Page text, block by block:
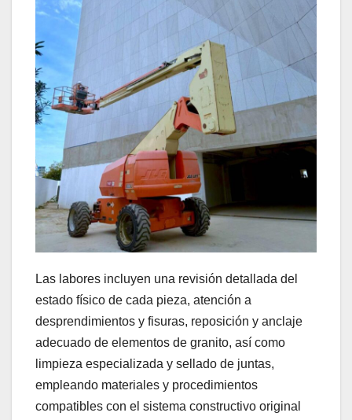
Las labores incluyen una revisión detallada del
estado físico de cada pieza, atención a
desprendimientos y fisuras, reposición y anclaje
adecuado de elementos de granito, así como
limpieza especializada y sellado de juntas,
empleando materiales y procedimientos
compatibles con el sistema constructivo original